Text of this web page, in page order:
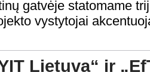
gatvėje statomame
vystytojai
Lietuva“ ir